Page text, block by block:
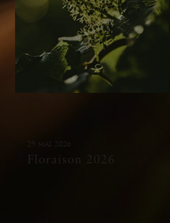
29 mai 2026
Floraison 2026